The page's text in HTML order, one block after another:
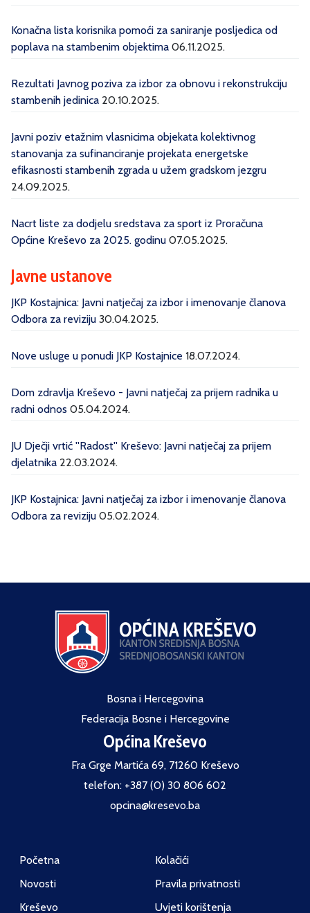
Konačna lista korisnika pomoći za saniranje posljedica od
poplava na stambenim objektima 06.11.2025.
Rezultati Javnog poziva za izbor za obnovu i rekonstrukciju
stambenih jedinica 20.10.2025.
Javni poziv etažnim vlasnicima objekata kolektivnog
stanovanja za sufinanciranje projekata energetske
efikasnosti stambenih zgrada u užem gradskom jezgru
24.09.2025.
Nacrt liste za dodjelu sredstava za sport iz Proračuna
Općine Kreševo za 2025. godinu 07.05.2025.
Javne ustanove
JKP Kostajnica: Javni natječaj za izbor i imenovanje članova
Odbora za reviziju 30.04.2025.
Nove usluge u ponudi JKP Kostajnice 18.07.2024.
Dom zdravlja Kreševo - Javni natječaj za prijem radnika u
radni odnos 05.04.2024.
JU Dječji vrtić ''Radost'' Kreševo: Javni natječaj za prijem
djelatnika 22.03.2024.
JKP Kostajnica: Javni natječaj za izbor i imenovanje članova
Odbora za reviziju 05.02.2024.
Bosna i Hercegovina
Federacija Bosne i Hercegovine
Općina Kreševo
Fra Grge Martića 69, 71260 Kreševo
telefon: +387 (0) 30 806 602
opcina@kresevo.ba
Početna
Novosti
Kreševo
Kolačići
Pravila privatnosti
Uvjeti korištenja